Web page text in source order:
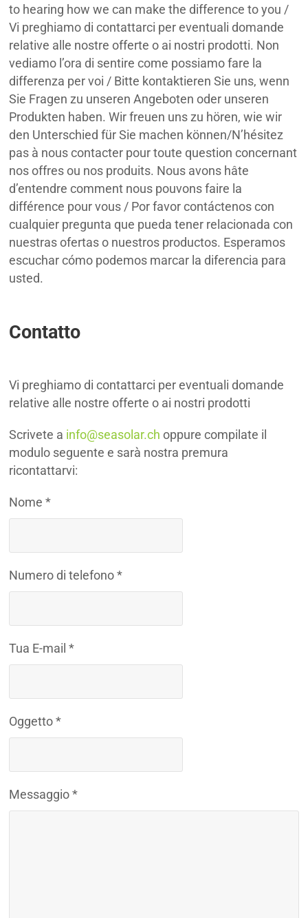
to hearing how we can make the difference to you /
Vi preghiamo di contattarci per eventuali domande
relative alle nostre offerte o ai nostri prodotti. Non
vediamo l’ora di sentire come possiamo fare la
differenza per voi / Bitte kontaktieren Sie uns, wenn
Sie Fragen zu unseren Angeboten oder unseren
Produkten haben. Wir freuen uns zu hören, wie wir
den Unterschied für Sie machen können/N’hésitez
pas à nous contacter pour toute question concernant
nos offres ou nos produits. Nous avons hâte
d’entendre comment nous pouvons faire la
différence pour vous / Por favor contáctenos con
cualquier pregunta que pueda tener relacionada con
nuestras ofertas o nuestros productos. Esperamos
escuchar cómo podemos marcar la diferencia para
usted.
Contatto
Vi preghiamo di contattarci per eventuali domande
relative alle nostre offerte o ai nostri prodotti
Scrivete a info@seasolar.ch oppure compilate il
modulo seguente e sarà nostra premura
ricontattarvi:
Nome *
Numero di telefono *
Tua E-mail *
Oggetto *
Messaggio *